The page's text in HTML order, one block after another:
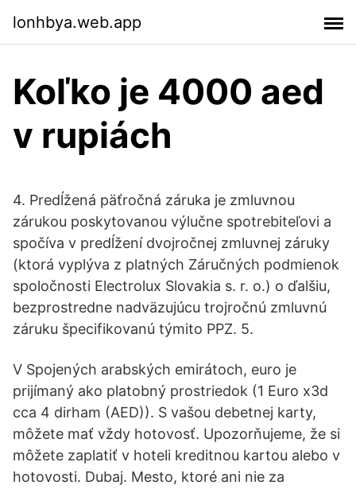
lonhbya.web.app
Koľko je 4000 aed
v rupiách
4. Predĺžená päťročná záruka je zmluvnou
zárukou poskytovanou výlučne spotrebiteľovi a
spočíva v predĺžení dvojročnej zmluvnej záruky
(ktorá vyplýva z platných Záručných podmienok
spoločnosti Electrolux Slovakia s. r. o.) o ďalšiu,
bezprostredne nadväzujúcu trojročnú zmluvnú
záruku špecifikovanú týmito PPZ. 5.
V Spojených arabských emirátoch, euro je
prijímaný ako platobný prostriedok (1 Euro x3d
cca 4 dirham (AED)). S vašou debetnej karty,
môžete mať vždy hotovosť. Upozorňujeme, že si
môžete zaplatiť v hoteli kreditnou kartou alebo v
hotovosti. Dubaj. Mesto, ktoré ani nie za